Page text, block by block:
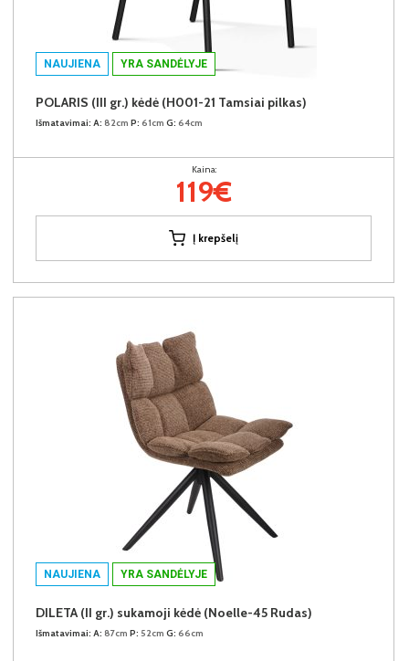
NAUJIENA YRA SANDĖLYJE
POLARIS (III gr.) kėdė (H001-21 Tamsiai pilkas)
Išmatavimai: A: 82cm P: 61cm G: 64cm
Kaina:
119€
Į krepšelį
NAUJIENA YRA SANDĖLYJE
DILETA (II gr.) sukamoji kėdė (Noelle-45 Rudas)
Išmatavimai: A: 87cm P: 52cm G: 66cm